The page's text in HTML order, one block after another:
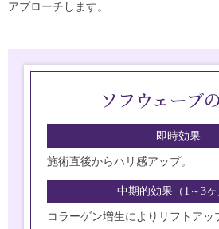
アプローチします。
ソフウェーブ
即時効果
施術直後からハリ感アップ。
中期的効果 （1～3ヶ
コラーゲン増生によりリフトアッ